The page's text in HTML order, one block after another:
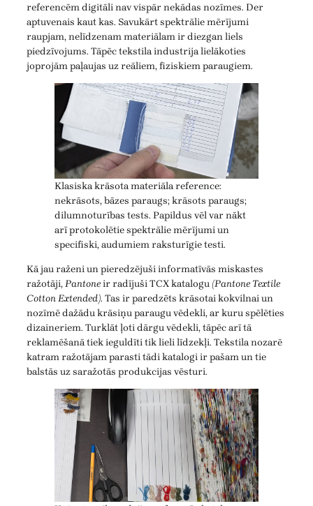
referencēm digitāli nav vispār nekādas nozīmes. Der
aptuvenais kaut kas. Savukārt spektrālie mērījumi
raupjam, nelīdzenam materiālam ir diezgan liels
piedzīvojums. Tāpēc tekstila industrija lielākoties
joprojām paļaujas uz reāliem, fiziskiem paraugiem.
Klasiska krāsota materiāla reference:
nekrāsots, bāzes paraugs; krāsots paraugs;
dilumnoturības tests. Papildus vēl var nākt
arī protokolētie spektrālie mērījumi un
specifiski, audumiem raksturīgie testi.
Kā jau raženi un pieredzējuši informatīvās miskastes
ražotāji,Pantoneir radījuši TCX katalogu (Pantone Textile
Cotton Extended). Tas ir paredzēts krāsotai kokvilnai un
nozīmē dažādu krāsiņu paraugu vēdekli, ar kuru spēlēties
dizaineriem. Turklāt ļoti dārgu vēdekli, tāpēc arī tā
reklamēšanā tiek ieguldīti tik lieli līdzekļi. Tekstila nozarē
katram ražotājam parasti tādi katalogi ir pašam un tie
balstās uz saražotās produkcijas vēsturi.